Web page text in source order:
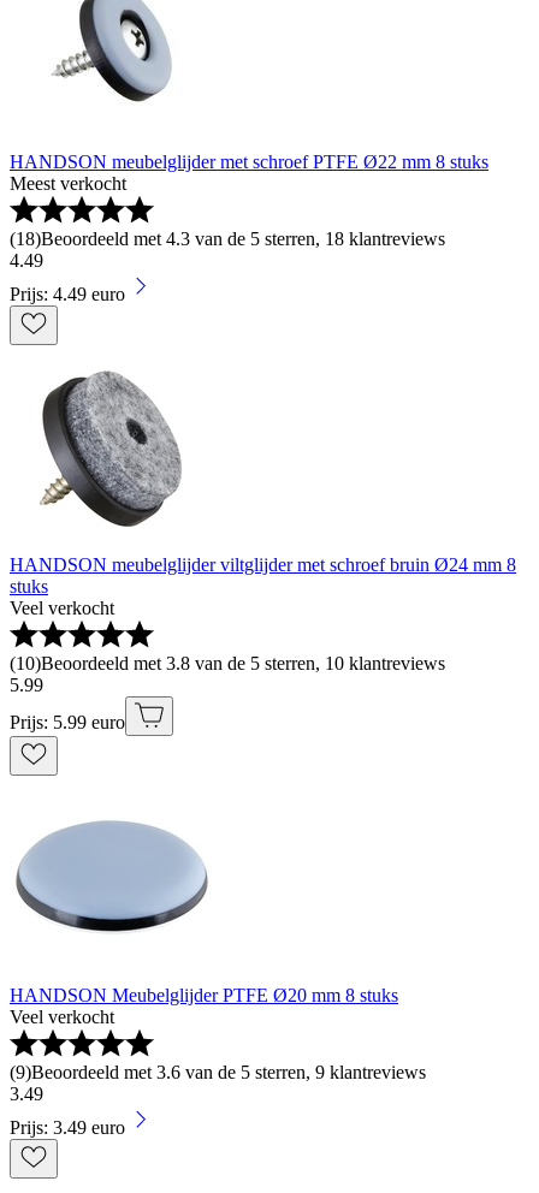
HANDSON meubelglijder met schroef PTFE Ø22 mm 8 stuks
Meest verkocht
(18)Beoordeeld met 4.3 van de 5 sterren, 18 klantreviews
4.49
Prijs: 4.49 euro
HANDSON meubelglijder viltglijder met schroef bruin Ø24 mm 8
stuks
Veel verkocht
(10)Beoordeeld met 3.8 van de 5 sterren, 10 klantreviews
5.99
Prijs: 5.99 euro
HANDSON Meubelglijder PTFE Ø20 mm 8 stuks
Veel verkocht
(9)Beoordeeld met 3.6 van de 5 sterren, 9 klantreviews
3.49
Prijs: 3.49 euro